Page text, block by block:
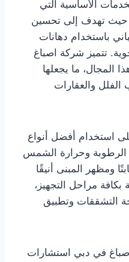
الأساسية التي
حيث تهدف إلى تحسين
باستخدام دهانات
تتميز شركة اصباغ
المجال، ما يجعلها
الفلل والعقارات
استخدام أفضل أنواع
الرطوبة وحرارة الشمس
ومظهر المبنى أنيقًا
مراحل التجهيز،
التشققات وتطبيق
في دبي استشارات